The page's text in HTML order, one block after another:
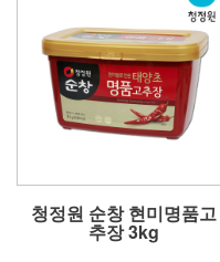
청정원 순창 현미명품고
추장 3kg